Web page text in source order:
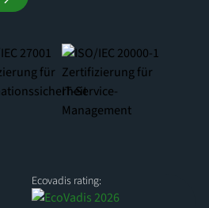
Ecovadis rating: